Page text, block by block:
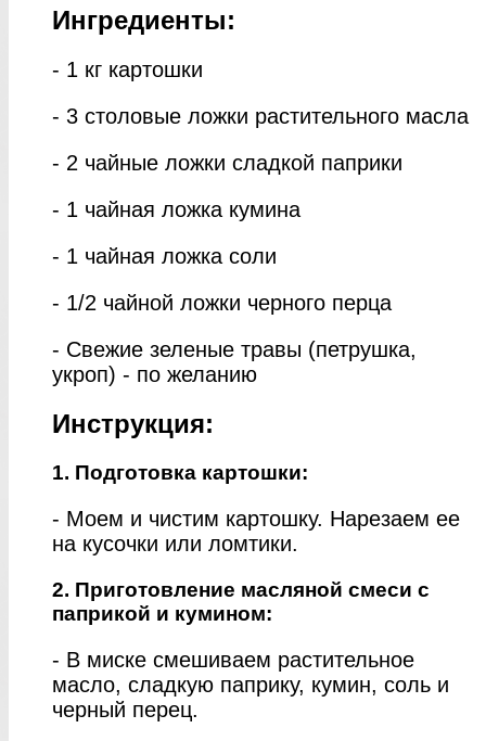
Ингредиенты:
- 1 кг картошки
- 3 столовые ложки растительного масла
- 2 чайные ложки сладкой паприки
- 1 чайная ложка кумина
- 1 чайная ложка соли
- 1/2 чайной ложки черного перца
- Свежие зеленые травы (петрушка,
укроп) - по желанию
Инструкция:
1. Подготовка картошки:
- Моем и чистим картошку. Нарезаем ее
на кусочки или ломтики.
2. Приготовление масляной смеси с
паприкой и кумином:
- В миске смешиваем растительное
масло, сладкую паприку, кумин, соль и
черный перец.